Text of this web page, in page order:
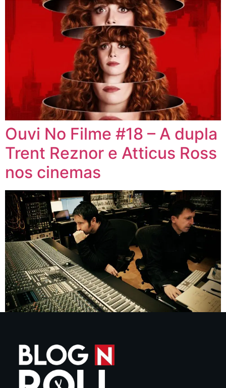
Ouvi No Filme #18 – A dupla
Trent Reznor e Atticus Ross
nos cinemas